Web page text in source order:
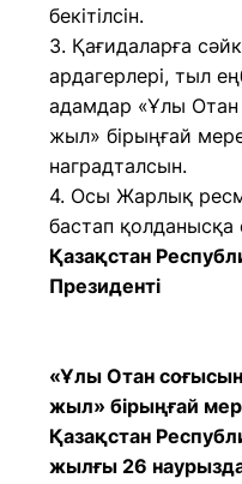
бекітілсін.
3. Қағидаларға
ардагерлері, тыл
адамдар «Ұлы
жыл» бірыңғай
наградталсын.
4. Осы Жарлық
бастап қолданысқа
Қазақстан
Президенті
«Ұлы Отан
жыл» бірыңғай
Қазақстан
жылғы 26